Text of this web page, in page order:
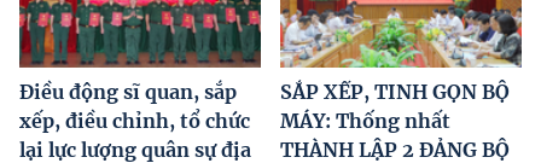
Điều động sĩ quan, sắp
xếp, điều chỉnh, tổ chức
lại lực lượng quân sự địa
SẮP XẾP, TINH GỌN BỘ
MÁY: Thống nhất
THÀNH LẬP 2 ĐẢNG BỘ